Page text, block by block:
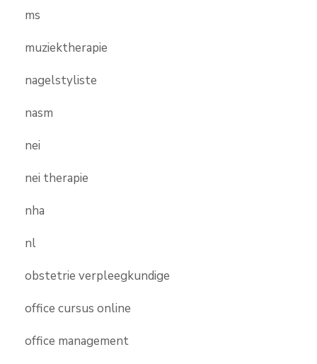
ms
muziektherapie
nagelstyliste
nasm
nei
nei therapie
nha
nl
obstetrie verpleegkundige
office cursus online
office management